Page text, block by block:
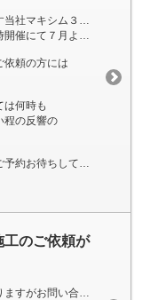
周年記念キャンペーン
７月より行います。
依頼の方には
は何時も
程の反響の
ちしております。
工のご依頼が
問い合わせご依頼が